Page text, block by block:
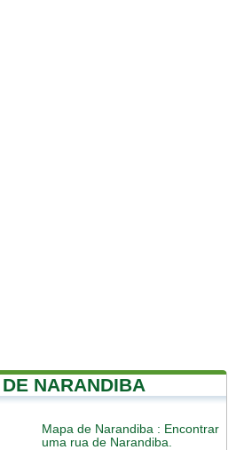
NARANDIBA
Mapa de Narandiba : Encontrar
uma rua de Narandiba.